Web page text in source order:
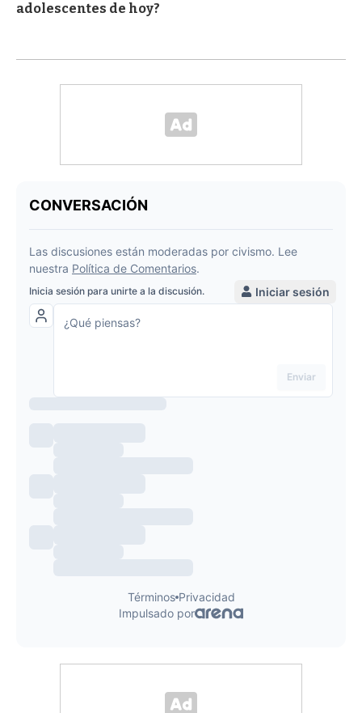
adolescentes de hoy?